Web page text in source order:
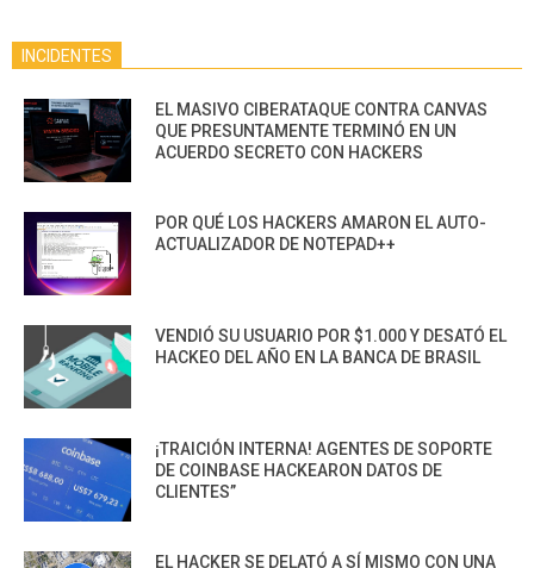
INCIDENTES
EL MASIVO CIBERATAQUE CONTRA CANVAS
QUE PRESUNTAMENTE TERMINÓ EN UN
ACUERDO SECRETO CON HACKERS
POR QUÉ LOS HACKERS AMARON EL AUTO-
ACTUALIZADOR DE NOTEPAD++
VENDIÓ SU USUARIO POR $1.000 Y DESATÓ EL
HACKEO DEL AÑO EN LA BANCA DE BRASIL
¡TRAICIÓN INTERNA! AGENTES DE SOPORTE
DE COINBASE HACKEARON DATOS DE
CLIENTES”
EL HACKER SE DELATÓ A SÍ MISMO CON UNA